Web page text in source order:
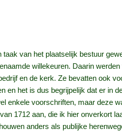
van het plaatselijk bestuur
willekeuren. Daarin
en de kerk. Ze bevatten ook
en het is dus begrijpelijk dat er in
enkele voorschriften, maar deze
1712 aan, die ik hier onverkort
anders als publijke